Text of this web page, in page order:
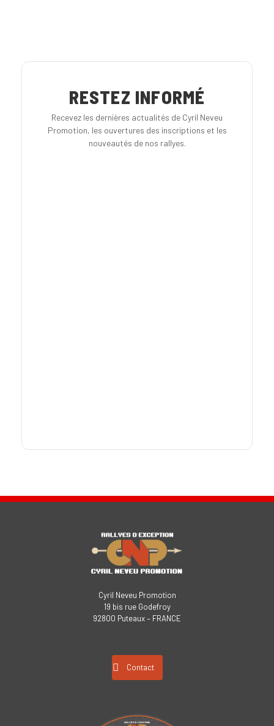
RESTEZ INFORMÉ
Recevez les dernières actualités de Cyril Neveu
Promotion, les ouvertures des inscriptions et les
nouveautés de nos rallyes.
Cyril Neveu Promotion
19 bis rue Godefroy
92800 Puteaux – FRANCE
Contact